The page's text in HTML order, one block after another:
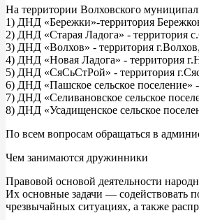
На территории Волховского
1) ДНД «Бережки»-территория
2) ДНД «Старая Ладога» - территория
3) ДНД «Волхов» - территория
4) ДНД «Новая Ладога» - территория
5) ДНД «СяСьСтРой» - территория
6) ДНД «Пашское сельское поселение»
7) ДНД «Селивановское сельское
8) ДНД «Усадищенское сельское
По всем вопросам обращаться в
Чем занимаются дружинники
Правовой основой деятельности
Их основные задачи — содействовать
чрезвычайных ситуациях, а также